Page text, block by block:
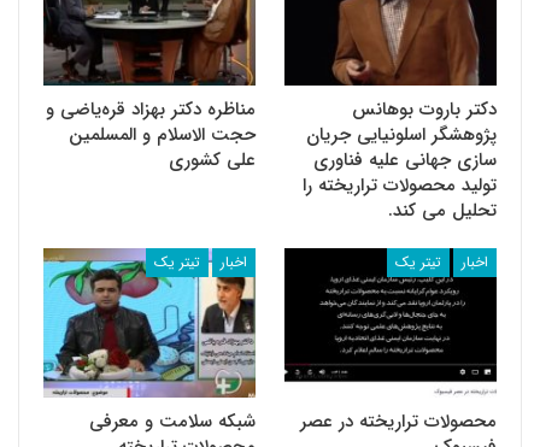
دکتر باروت بوهانس
پژوهشگر اسلونیایی جریان
سازی جهانی علیه فناوری
تولید محصولات تراریخته را
تحلیل می کند.
مناظره دکتر بهزاد قره‌‌یاضی و
حجت الاسلام و المسلمین
علی کشوری
اخبار تیتر یک
محصولات تراریخته در عصر
اخبار تیتر یک
شبکه سلامت و معرفی